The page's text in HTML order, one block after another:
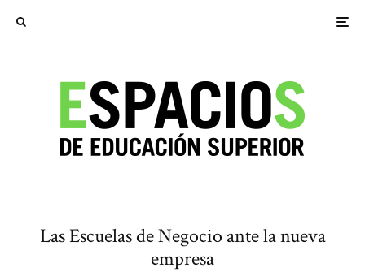
Las Escuelas de Negocio ante la nueva
empresa